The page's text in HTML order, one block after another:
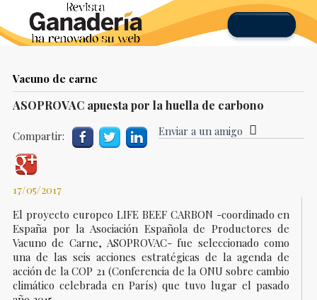
Vacuno de carne
ASOPROVAC apuesta por la huella de carbono
Compartir: Enviar a un amigo
17/05/2017
El proyecto europeo LIFE BEEF CARBON -coordinado en
España por la Asociación Española de Productores de
Vacuno de Carne, ASOPROVAC- fue seleccionado como
una de las seis acciones estratégicas de la agenda de
acción de la COP 21 (Conferencia de la ONU sobre cambio
climático celebrada en París) que tuvo lugar el pasado